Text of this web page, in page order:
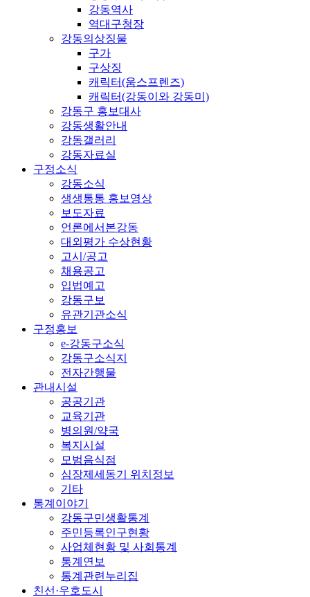
강동역사
역대구청장
강동의상징물
구가
구상징
캐릭터(움스프렌즈)
캐릭터(강동이와 강동미)
강동구 홍보대사
강동생활안내
강동갤러리
강동자료실
구정소식
강동소식
생생통통 홍보영상
보도자료
언론에서본강동
대외평가 수상현황
고시/공고
채용공고
입법예고
강동구보
유관기관소식
구정홍보
e-강동구소식
강동구소식지
전자간행물
관내시설
공공기관
교육기관
병의원/약국
복지시설
모범음식점
심장제세동기 위치정보
기타
통계이야기
강동구민생활통계
주민등록인구현황
사업체현황 및 사회통계
통계연보
통계관련누리집
친선·우호도시